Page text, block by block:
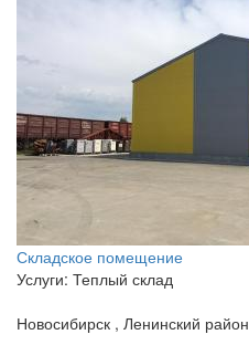
Складское помещение
Услуги: Теплый склад
Новосибирск , Ленинский район